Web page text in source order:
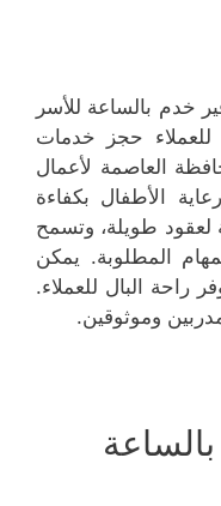
خدم بالساعة للأسر
حجز خدمات
العاصمة لأعمال
الأطفال بكفاءة
لعقود طويلة، وتسمح
المطلوبة. يمكن
راحة البال للعملاء.
وموثوقين.